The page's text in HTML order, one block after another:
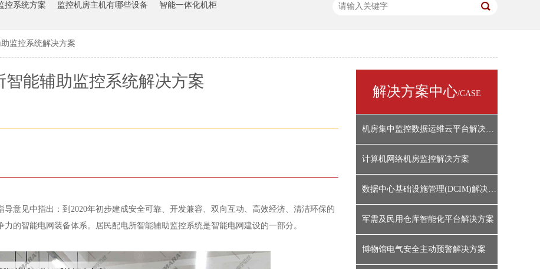
控系统方案 监控机房主机有哪些设备 智能一体化机柜
监控系统解决方案
智能辅助监控系统解决方案
意见中指出：到2020年初步建成安全可靠、开发兼容、双向互动、高效经济、清洁环保的
的智能电网装备体系。居民配电所智能辅助监控系统是智能电网建设的一部分。
解决方案中心/CASE
机房集中监控数据运维云平台解决方案
计算机网络机房监控解决方案
数据中心基础设施管理(DCIM)解决方案
军需及民用仓库智能化平台解决方案
博物馆电气安全主动预警解决方案